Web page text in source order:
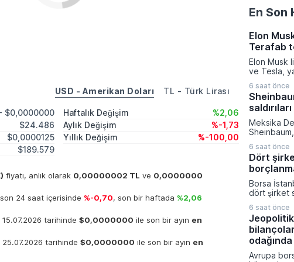
USD - Amerikan Doları TL - Türk Lirası
$0,0000000
$24.486
$0,0000125
$189.579
Haftalık Değişim
%2,06
Aylık Değişim
%-1,73
Yıllık Değişim
%-100,00
fiyatı, anlık olarak 0,00000002 TL ve 0,0000000
son 24 saat içerisinde %-0,70, son bir haftada %2,06
15.07.2026 tarihinde $0,0000000 ile son bir ayın en
25.07.2026 tarihinde $0,0000000 ile son bir ayın en
En Son
Elon
Terafab
Elon Musk
ve Tesla,
azaltmak
eyaletinde
kurma
verilen bu
milyar dolar
sermaye
6 saat önce
Meksika
devam
toplumu
çağırdı.
Devleti'ni
yineleyen
sivil
ateşkes ve
uyulması
6 saat önce
Dört
Borsa
dört şirket
hedeflerine
Sermaye
yapılan
Ağustos
6 saat önce
odağında
Avrupa